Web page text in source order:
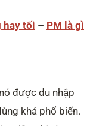
hay tối – PM là gì
được du nhập
khá phổ biến.